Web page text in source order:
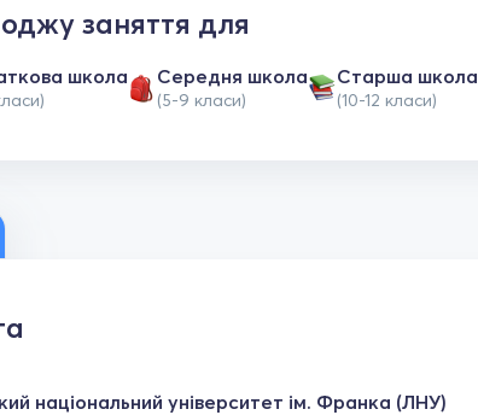
заняття для
школа Середня школа
(5-9 класи)
Старша школа
(10-12 класи)
національний університет ім. Франка (ЛНУ)